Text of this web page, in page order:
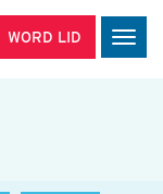
WORD LID